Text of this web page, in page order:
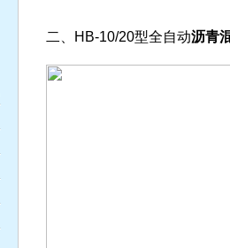
二、HB-10/20型全自动沥青